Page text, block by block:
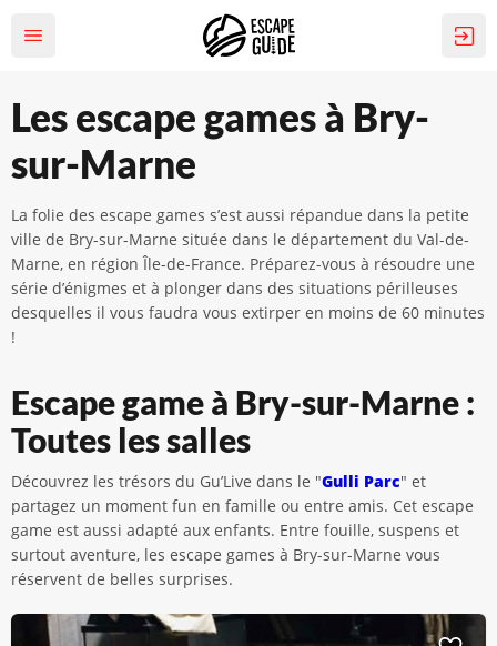
Les escape games à Bry-
sur-Marne
La folie des escape games s’est aussi répandue dans la petite
ville de Bry-sur-Marne située dans le département du Val-de-
Marne, en région Île-de-France. Préparez-vous à résoudre une
série d’énigmes et à plonger dans des situations périlleuses
desquelles il vous faudra vous extirper en moins de 60 minutes
!
Escape game à Bry-sur-Marne :
Toutes les salles
Découvrez les trésors du Gu’Live dans le "Gulli Parc" et
partagez un moment fun en famille ou entre amis. Cet escape
game est aussi adapté aux enfants. Entre fouille, suspens et
surtout aventure, les escape games à Bry-sur-Marne vous
réservent de belles surprises.